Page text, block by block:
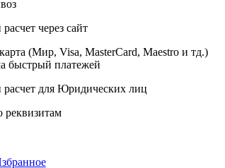
через сайт
(Мир, Visa, MasterCard, Maestro и тд.)
быстрый платежей
расчет для Юридических лиц
реквизитам